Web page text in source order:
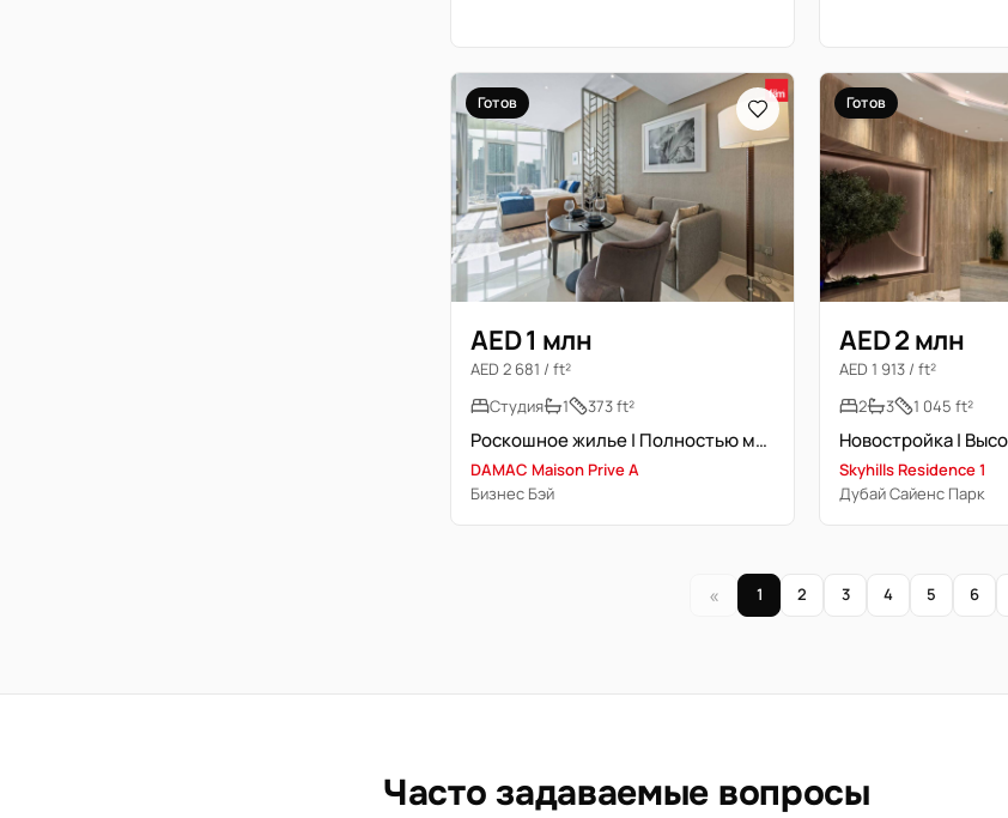
Готов
AED 1 млн
AED 2 681 / ft²
Студия
1 373 ft²
Роскошное жилье | Полностью меблирована | Полный вид на канал
DAMAC Maison Prive A
Бизнес Бэй
Готов
AED 2 млн
AED 1 913 / ft²
2
3 1 045 ft²
Skyhills Residence 1
Дубай Сайенс Парк
« 1 2 3 4 5 6
Часто задаваемые вопросы